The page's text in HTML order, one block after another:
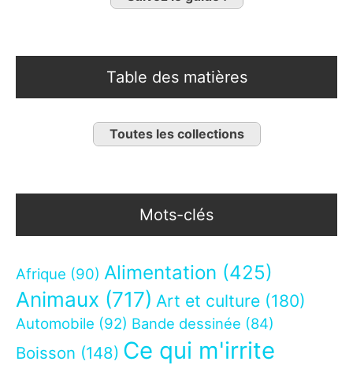
Table des matières
Toutes les collections
Mots-clés
Afrique (90) Alimentation (425)
Animaux (717) Art et culture (180)
Automobile (92) Bande dessinée (84)
Boisson (148) Ce qui m'irrite